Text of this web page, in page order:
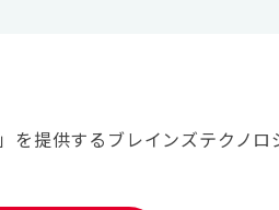
」を提供するブレインズテクノ